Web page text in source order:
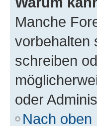
Manche
vorbehalten
schreiben
oder
Nach oben